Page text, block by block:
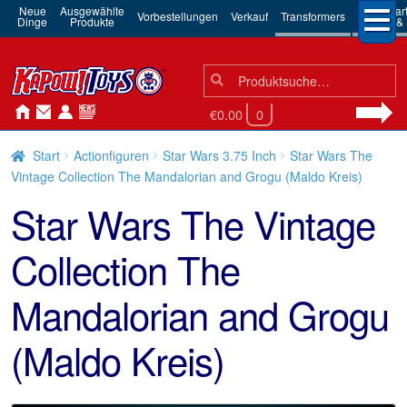
Neue
Dinge
Ausgewählte
Produkte Vorbestellungen Verkauf Transformers 3rd
Robots
Suchen
nach:
Suche
€0.00 0
Start Actionfiguren Star Wars 3.75 Inch
Star Wars The
Vintage Collection The Mandalorian and Grogu (Maldo Kreis)
Star Wars The Vintage
Collection The
Mandalorian and Grogu
(Maldo Kreis)